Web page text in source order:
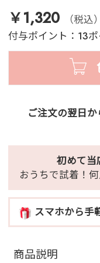
￥1,320
（税込）
付与ポイント：13
ご注文の翌日か
初めて当
おうちで試着！
スマホから手
商品説明